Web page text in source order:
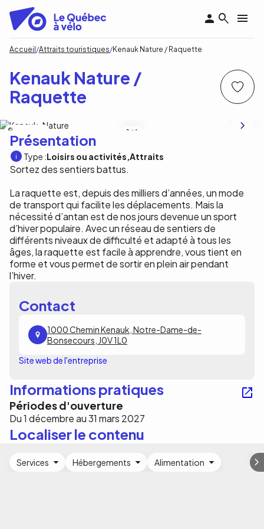
contenu
principal
Fil
d'Ariane
Accueil Attraits touristiques Kenauk Nature / Raquette
Kenauk Nature /
Raquette
1 /6
Présentation
Type :Loisirs ou activités Attraits
Sortez des sentiers battus.
La raquette est, depuis des milliers d’années, un mode
de transport qui facilite les déplacements. Mais la
nécessité d’antan est de nos jours devenue un sport
d’hiver populaire. Avec un réseau de sentiers de
différents niveaux de difficulté et adapté à tous les
âges, la raquette est facile à apprendre, vous tient en
forme et vous permet de sortir en plein air pendant
l’hiver.
Contact
1000 Chemin Kenauk, Notre-Dame-de-
Bonsecours, J0V 1L0
Site web de l'entreprise
Informations pratiques
Périodes d'ouverture
Du 1 décembre au 31 mars 2027
Localiser le contenu
Services Hébergements Alimentation